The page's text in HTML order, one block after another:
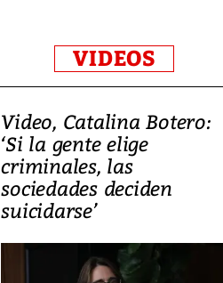
VIDEOS
Video, Catalina Botero:
‘Si la gente elige
criminales, las
sociedades deciden
suicidarse’